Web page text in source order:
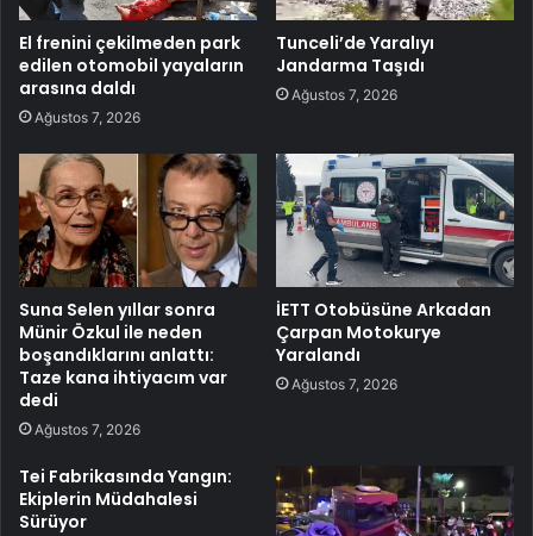
El frenini çekilmeden park
edilen otomobil yayaların
arasına daldı
Ağustos 7, 2026
Tunceli’de Yaralıyı
Jandarma Taşıdı
Ağustos 7, 2026
Suna Selen yıllar sonra
Münir Özkul ile neden
boşandıklarını anlattı:
Taze kana ihtiyacım var
dedi
Ağustos 7, 2026
İETT Otobüsüne Arkadan
Çarpan Motokurye
Yaralandı
Ağustos 7, 2026
Tei Fabrikasında Yangın:
Ekiplerin Müdahalesi
Sürüyor